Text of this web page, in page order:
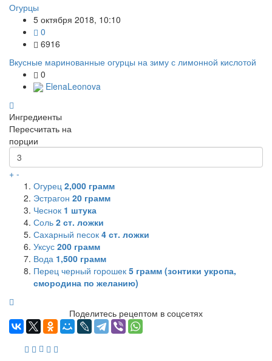
Огурцы
5 октября 2018, 10:10
0
6916
Вкусные маринованные огурцы на зиму с лимонной кислотой
0
ElenaLeonova
Ингредиенты
Пересчитать на
порции
+ -
Огурец 2,000 грамм
Эстрагон 20 грамм
Чеснок 1 штука
Соль 2 ст. ложки
Сахарный песок 4 ст. ложки
Уксус 200 грамм
Вода 1,500 грамм
Перец черный горошек 5 грамм (зонтики укропа,
смородина по желанию)
Поделитесь рецептом в соцсетях